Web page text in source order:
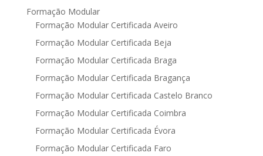
Formação Modular
Formação Modular Certificada Aveiro
Formação Modular Certificada Beja
Formação Modular Certificada Braga
Formação Modular Certificada Bragança
Formação Modular Certificada Castelo Branco
Formação Modular Certificada Coimbra
Formação Modular Certificada Évora
Formação Modular Certificada Faro